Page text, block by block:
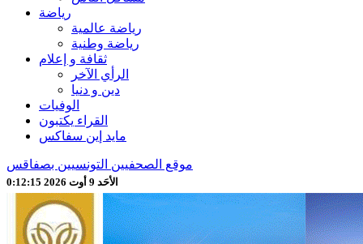
رياضة
رياضة عالمية
رياضة وطنية
ثقافة و إعلام
الرأي الآخر
دين و دنيا
الوفيات
القراء يكتبون
مايد إين سفاكس
موقع الصحفيين التونسيين بصفاقس
الأحَد 9 أوت 2026 0:12:17